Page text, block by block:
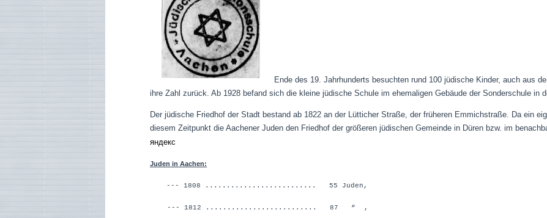
Ende des 19. Jahrhunderts besuchten rund 100 jüdische Kinder, auch aus
ihre Zahl zurück. Ab 1928 befand sich die kleine jüdische Schule im ehemaligen Gebäude der Sonderschule in
Der jüdische Friedhof der Stadt bestand ab 1822 an der Lütticher Straße, der früheren Emmichstraße. Da ein
diesem Zeitpunkt die Aachener Juden den Friedhof der größeren jüdischen Gemeinde in Düren bzw. im
яндекс
Juden in Aachen:
--- 1808 .......................... 55 Juden,
--- 1812 .......................... 87 “ ,